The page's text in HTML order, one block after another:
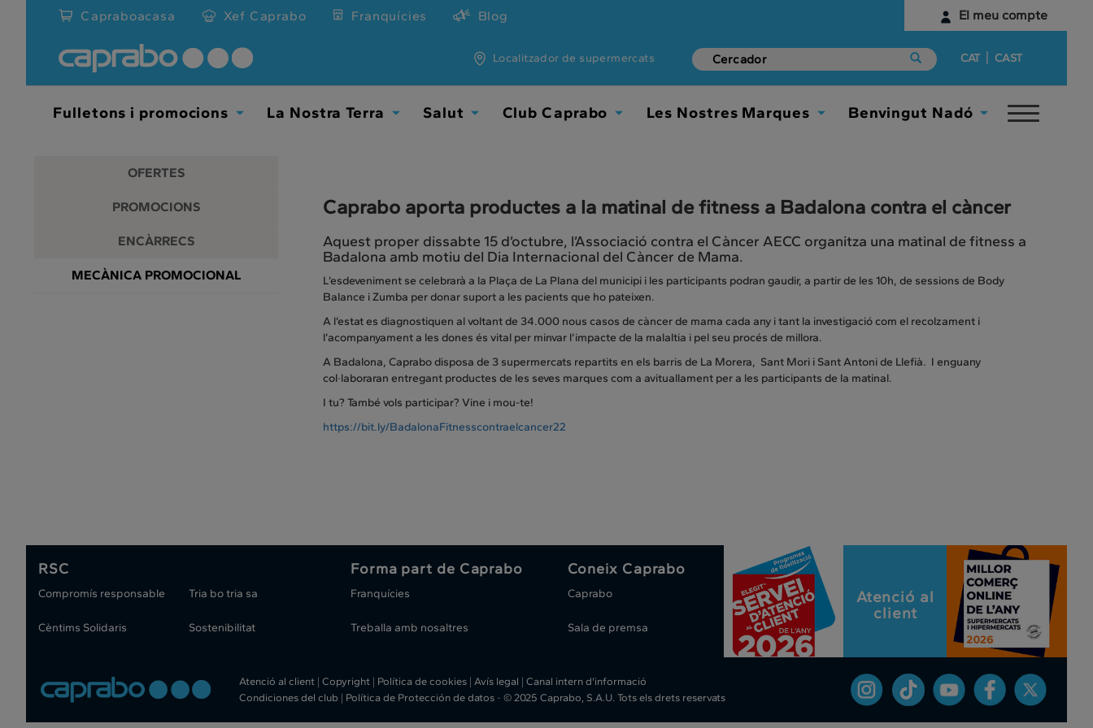
Promocions
descomptes
supermercats
El meu compte
Identifica't
Comença aquí
Capraboacasa Xef Caprabo Franquícies Blog
Localitzador de supermercats CAT | CAST
Fulletons i promocions La Nostra Terra Salut Club Caprabo Les Nostres Marques Benvingut Nadó
Toggle
OFERTES
PROMOCIONS
ENCÀRRECS
MECÀNICA PROMOCIONAL
Caprabo aporta productes a la matinal de fitness a Badalona contra el càncer
Aquest proper dissabte 15 d’octubre, l’Associació contra el Càncer AECC organitza una matinal de fitness a
Badalona amb motiu del Dia Internacional del Càncer de Mama.
L’esdeveniment se celebrarà a la Plaça de La Plana del municipi i les participants podran gaudir, a partir de les 10h, de sessions de Body
Balance i Zumba per donar suport a les pacients que ho pateixen.
A l’estat es diagnostiquen al voltant de 34.000 nous casos de càncer de mama cada any i tant la investigació com el recolzament i
l’acompanyament a les dones és vital per minvar l’impacte de la malaltia i pel seu procés de millora.
A Badalona, Caprabo disposa de 3 supermercats repartits en els barris de La Morera, Sant Mori i Sant Antoni de Llefià. I enguany
col·laboraran entregant productes de les seves marques com a avituallament per a les participants de la matinal.
I tu? També vols participar? Vine i mou-te!
https://bit.ly/BadalonaFitnesscontraelcancer22
RSC
Compromís responsable
Cèntims Solidaris
Tria bo tria sa
Sostenibilitat
Forma part de Caprabo
Franquícies
Treballa amb nosaltres
Coneix Caprabo
Caprabo
Sala de premsa
Atenció al
client
Atenció al client | Copyright | Política de cookies | Avís legal | Canal intern d'informació
Condiciones del club | Política de Protección de datos - © 2025 Caprabo, S.A.U. Tots els drets reservats